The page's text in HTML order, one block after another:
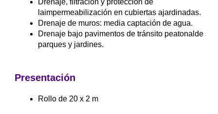
Drenaje, filtración y protección de
laimpermeabilización en cubiertas ajardinadas.
Drenaje de muros: media captación de agua.
Drenaje bajo pavimentos de tránsito peatonalde
parques y jardines.
Presentación
Rollo de 20 x 2 m